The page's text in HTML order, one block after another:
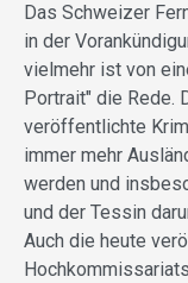
Das Schweizer
in der
vielmehr ist von
Portrait" die Rede.
veröffentlichte
immer mehr
werden und
und der Tessin
Auch die heute